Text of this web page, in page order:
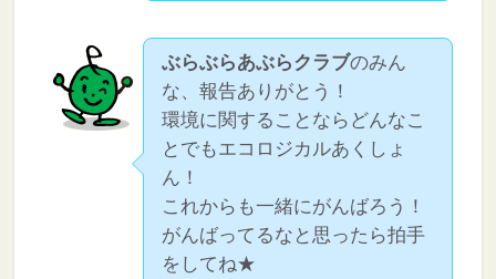
ぶらぶらあぶらクラブのみん
な、報告ありがとう！
環境に関することならどんなこ
とでもエコロジカルあくしょ
ん！
これからも一緒にがんばろう！
がんばってるなと思ったら拍手
をしてね★